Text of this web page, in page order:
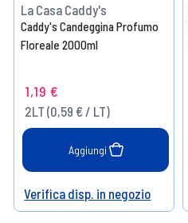
La Casa Caddy's
Caddy's Candeggina Profumo
Floreale 2000ml
1,19 €
2LT (0,59 € / LT)
Aggiungi
Help
Verifica disp. in negozio